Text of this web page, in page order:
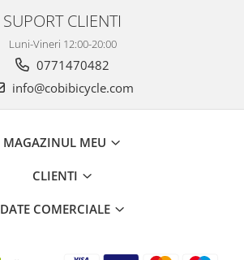
SUPORT CLIENTI
Luni-Vineri 12:00-20:00
0771470482
info@cobibicycle.com
MAGAZINUL MEU
CLIENTI
DATE COMERCIALE